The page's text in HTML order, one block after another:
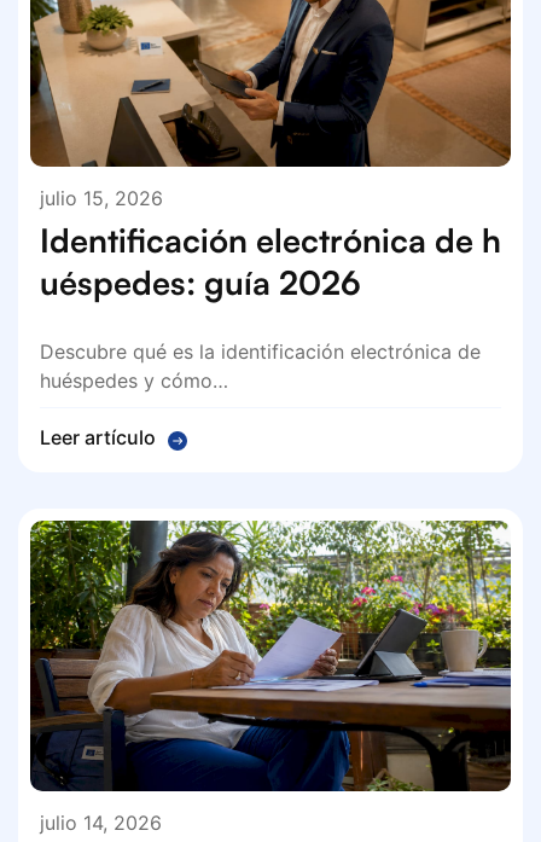
julio 15, 2026
Identificación electrónica de h
uéspedes: guía 2026
Descubre qué es la identificación electrónica de
huéspedes y cómo…
Leer artículo
julio 14, 2026